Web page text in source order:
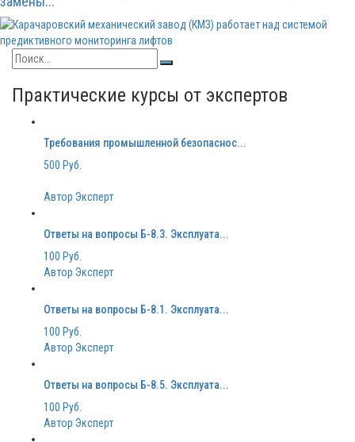
Практические курсы от экспертов
Требования промышленной безопаснос...
500 Руб.
Автор Эксперт
Ответы на вопросы Б-8.3. Эксплуата...
100 Руб.
Автор Эксперт
Ответы на вопросы Б-8.1. Эксплуата...
100 Руб.
Автор Эксперт
Ответы на вопросы Б-8.5. Эксплуата...
100 Руб.
Автор Эксперт